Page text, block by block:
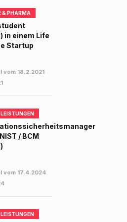
& PHARMA
in einem Life
Startup
/ BCM